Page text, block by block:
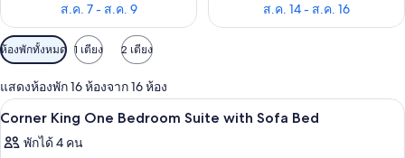
ส.ค. 7 - ส.ค. 9
ส.ค. 14 - ส.ค. 16
ตัว
กรอง
ที่
มี
ให้
ห้องพักทั้งหมด 1 เตียง 2 เตียง
แสดงห้องพัก 16 ห้องจาก 16 ห้อง
เปิด
ภาพถ่าย
ตู้นิรภัยในห้องพัก, โต๊ะทำงาน, พื้นที่ท
4
Corner King One Bedroom Suite with Sofa Bed
พักได้ 4 คน